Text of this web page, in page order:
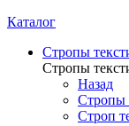
Каталог
Стропы
Стропы
Назад
Стропы
Строп